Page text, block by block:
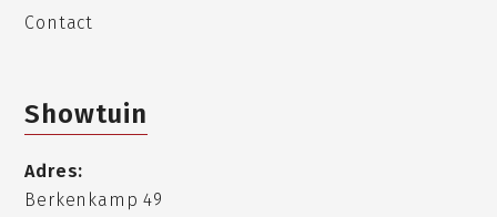
Contact
Showtuin
Adres:
Berkenkamp 49